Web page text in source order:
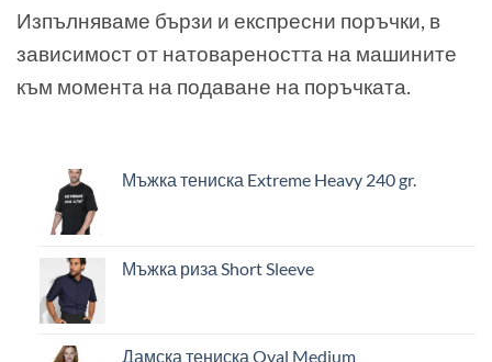
Изпълняваме бързи и експресни поръчки, в
зависимост от натовареността на машините
към момента на подаване на поръчката.
Мъжка тениска Extreme Heavy 240 gr.
Мъжка риза Short Sleeve
Дамска тениска Oval Medium